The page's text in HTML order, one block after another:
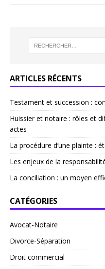
ARTICLES RÉCENTS
Testament et succession :
Huissier et notaire : rôles et
actes
La procédure d’une plainte :
Les enjeux de la
La conciliation : un moyen
CATÉGORIES
Avocat-Notaire
Divorce-Séparation
Droit commercial